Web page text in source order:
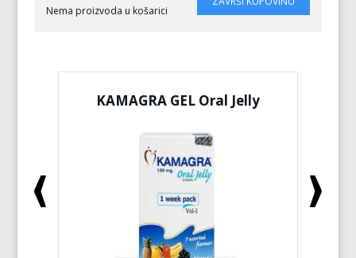
Nema proizvoda u košarici
KAMAGRA GEL Oral Jelly